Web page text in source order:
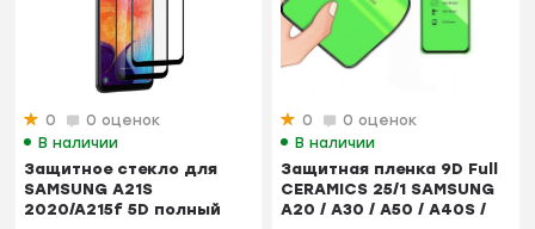
0
0 оценок
В наличии
Защитное стекло для
SAMSUNG A21S
2020/A215f 5D полный
0
0 оценок
В наличии
Защитная пленка 9D Full
CERAMICS 25/1 SAMSUNG
A20 / A30 / A50 / A40S /